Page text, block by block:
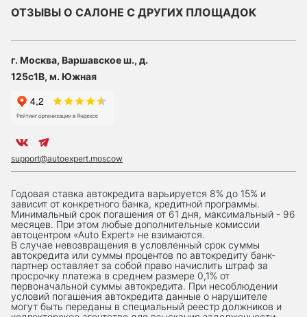
ОТЗЫВЫ О САЛОНЕ С ДРУГИХ ПЛОЩАДОК
г. Москва, Варшавское ш., д.
125с1В, м. Южная
support@autoexpert.moscow
Годовая ставка автокредита варьируется 8% до 15% и
зависит от конкретного банка, кредитной программы.
Минимальный срок погашения от 61 дня, максимальный - 96
месяцев. При этом любые дополнительные комиссии
автоцентром «Auto Expert» не взимаются.
В случае невозвращения в условленный срок суммы
автокредита или суммы процентов по автокредиту банк-
партнер оставляет за собой право начислить штраф за
просрочку платежа в среднем размере 0,1% от
первоначальной суммы автокредита. При несоблюдении
условий погашения автокредита данные о нарушителе
могут быть переданы в специальный реестр должников и